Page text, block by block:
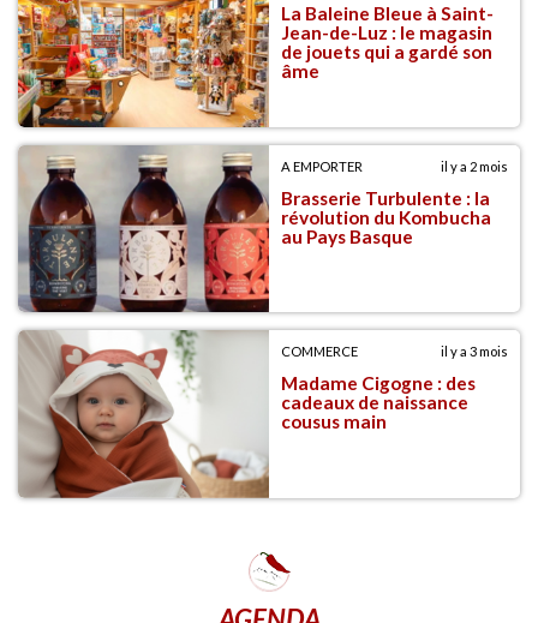
La Baleine Bleue à Saint-
Jean-de-Luz : le magasin
de jouets qui a gardé son
âme
A EMPORTER il y a 2 mois
Brasserie Turbulente : la
révolution du Kombucha
au Pays Basque
COMMERCE il y a 3 mois
Madame Cigogne : des
cadeaux de naissance
cousus main